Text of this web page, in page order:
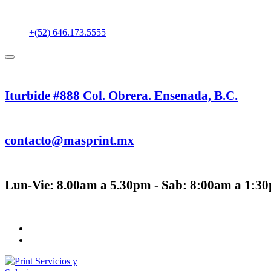
+(52) 646.173.5555
Iturbide #888 Col. Obrera. Ensenada, B.C.
contacto@masprint.mx
Lun-Vie: 8.00am a 5.30pm - Sab: 8:00am a